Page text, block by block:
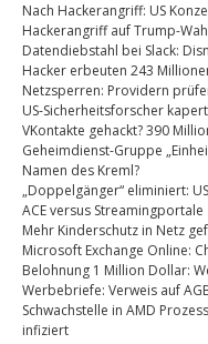
Nach Hackerangriff: US
Hackerangriff auf Trump-
Datendiebstahl bei Slack:
Hacker erbeuten 243
Netzsperren: Providern
US-Sicherheitsforscher
VKontakte gehackt? 390
Geheimdienst-Gruppe
Namen des Kreml?
„Doppelgänger“ eliminiert:
ACE versus Streamingportale
Mehr Kinderschutz in Netz
Microsoft Exchange Online:
Belohnung 1 Million Dollar:
Werbebriefe: Verweis auf
Schwachstelle in AMD
infiziert